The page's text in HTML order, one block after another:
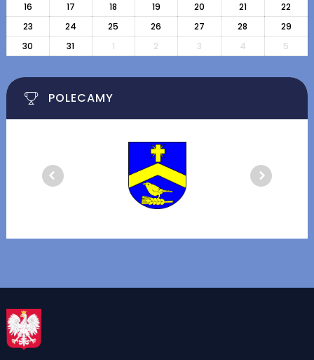
16
17 18 19 20 21
22
23
24 25 26 27 28
29
30
31 1 2 3 4 5
POLECAMY